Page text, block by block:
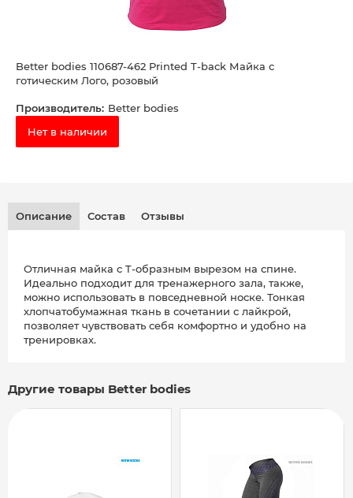
Better bodies 110687-462 Printed T-back Майка с
готическим Лого, розовый
Производитель: Better bodies
Нет в наличии
Описание Состав Отзывы
Отличная майка с T-образным вырезом на спине.
Идеально подходит для тренажерного зала, также,
можно использовать в повседневной носке. Тонкая
хлопчатобумажная ткань в сочетании с лайкрой,
позволяет чувствовать себя комфортно и удобно на
тренировках.
Другие товары Better bodies